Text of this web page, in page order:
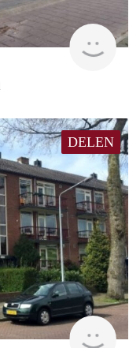
rent
DELEN